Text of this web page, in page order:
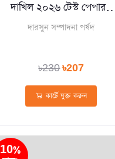
দাখিল ২০২৬ টেস্ট পেপারস
মেইড ইজি (প্রশ্নপত্র + উত্তরপত্র)
দারসুন সম্পাদনা পর্ষদ
৳230৳207
কার্টে যুক্ত করুন
10%